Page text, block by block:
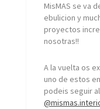
MisMAS se va
ebulicion y
proyectos
nosotras!!
A la vuelta os
uno de estos
podeis seguir al